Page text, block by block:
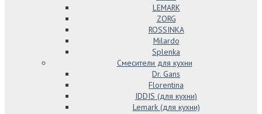
LEMARK
ZORG
ROSSINKA
Milardo
Splenka
Смесители для кухни
Dr. Gans
Florentina
IDDIS (для кухни)
Lemark (для кухни)